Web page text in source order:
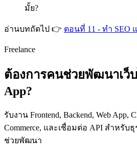
มั้ย?
อ่านบทถัดไป 👉 ตอนที่ 11 - ทำ SEO แ
Freelance
ต้องการคนช่วยพัฒนาเว็
App?
รับงาน Frontend, Backend, Web App,
Commerce, และเชื่อมต่อ API สำหรั
ช่วยพัฒนา